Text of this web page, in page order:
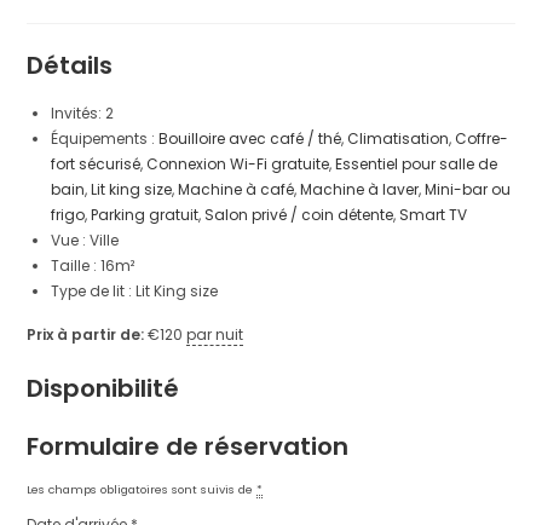
Détails
Invités: 2
Équipements : Bouilloire avec café / thé,Climatisation,Coffre-
fort sécurisé,Connexion Wi-Fi gratuite,Essentiel pour salle de
bain,Lit king size,Machine à café,Machine à laver,Mini-bar ou
frigo,Parking gratuit, Salon privé / coin détente, Smart TV
Vue : Ville
Taille : 16m²
Type de lit : Lit King size
Prix à partir de: €120 par nuit
Disponibilité
Formulaire de réservation
Les champs obligatoires sont suivis de *